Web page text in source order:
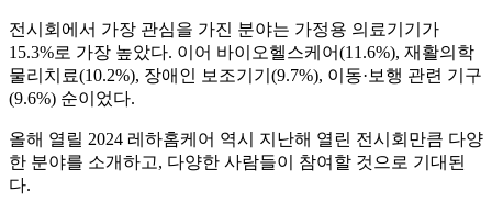
전시회에서 가장 관심을 가진 분야는 가정용 의료기기가
15.3%로 가장 높았다. 이어 바이오헬스케어(11.6%), 재활의학
물리치료(10.2%), 장애인 보조기기(9.7%), 이동·보행 관련 기구
(9.6%) 순이었다.
올해 열릴 2024 레하홈케어 역시 지난해 열린 전시회만큼 다양
한 분야를 소개하고, 다양한 사람들이 참여할 것으로 기대된
다.